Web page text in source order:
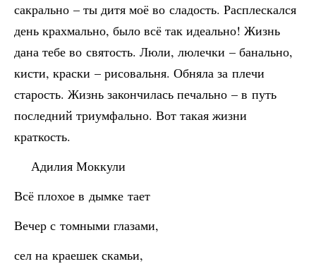
сакрально – ты дитя моё во сладость. Расплескался
день крахмально, было всё так идеально! Жизнь
дана тебе во святость. Люли, люлечки – банально,
кисти, краски – рисовальня. Обняла за плечи
старость. Жизнь закончилась печально – в путь
последний триумфально. Вот такая жизни
краткость.
Адилия Моккули
Всё плохое в дымке тает
Вечер с томными глазами,
сел на краешек скамьи,